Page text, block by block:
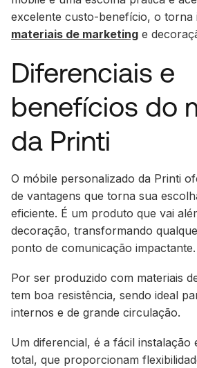
excelente custo-benefício, o torna
materiais de marketing e
Diferenciais e
benefícios do
da Printi
O móbile personalizado da Printi
de vantagens que torna sua
eficiente. É um produto que vai
decoração, transformando
ponto de comunicação impactante.
Por ser produzido com materiais
tem boa resistência, sendo ideal
internos e de grande circulação.
Um diferencial, é a fácil instalação
total, que proporcionam